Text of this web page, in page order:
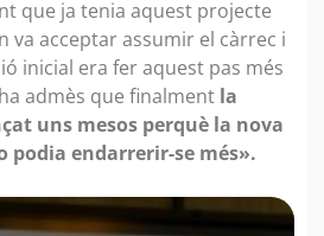
que ja tenia aquest projecte
va acceptar assumir el càrrec i
inicial era fer aquest pas més
admès que finalment la
uns mesos perquè la nova
podia endarrerir-se més».